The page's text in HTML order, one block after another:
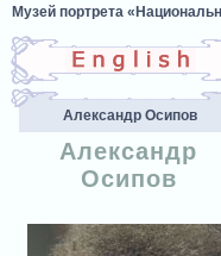
Музей портрета
Александр Осипов
Александр
Осипов